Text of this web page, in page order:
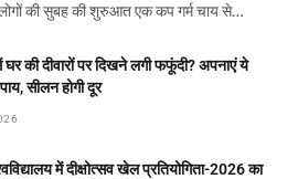
की सुबह की शुरुआत एक कप गर्म चाय से…
की दीवारों पर दिखने लगी फफूंदी? अपनाएं ये
सीलन होगी दूर
में दीक्षोत्सव खेल प्रतियोगिता-2026 का